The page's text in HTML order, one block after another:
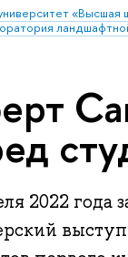
«Высшая
2022 года